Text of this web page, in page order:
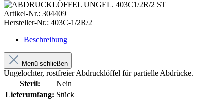
Artikel-Nr.: 304409
Hersteller-Nr.: 403C-1/2R/2
Beschreibung
Menü schließen
Ungelochter, rostfreier Abdrucklöffel für partielle Abdrücke.
Steril:
Nein
Lieferumfang: Stück